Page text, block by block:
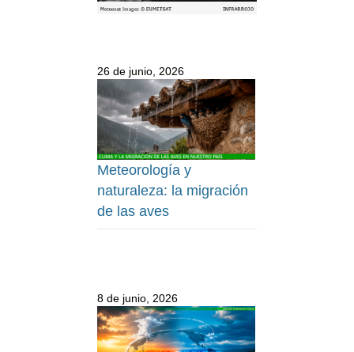
26 de junio, 2026
Meteorología y
naturaleza: la migración
de las aves
8 de junio, 2026